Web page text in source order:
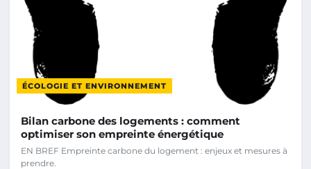
ÉCOLOGIE ET ENVIRONNEMENT
Bilan carbone des logements : comment
optimiser son empreinte énergétique
EN BREF Empreinte carbone du logement : enjeux et mesures à
prendre.